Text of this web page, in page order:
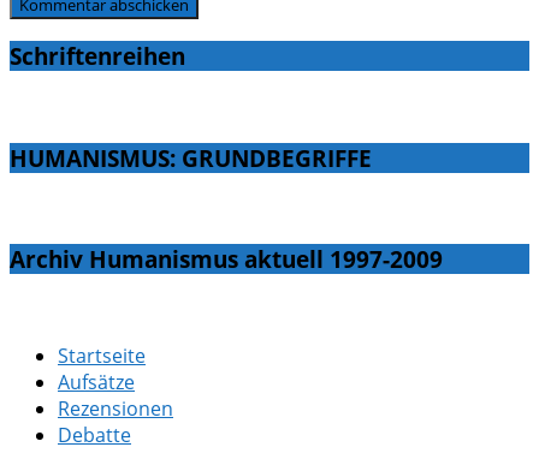
Schriftenreihen
HUMANISMUS: GRUNDBEGRIFFE
Archiv Humanismus aktuell 1997-2009
Startseite
Aufsätze
Rezensionen
Debatte